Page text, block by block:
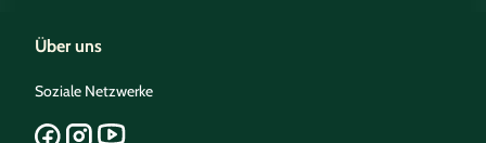
Über uns
Soziale Netzwerke